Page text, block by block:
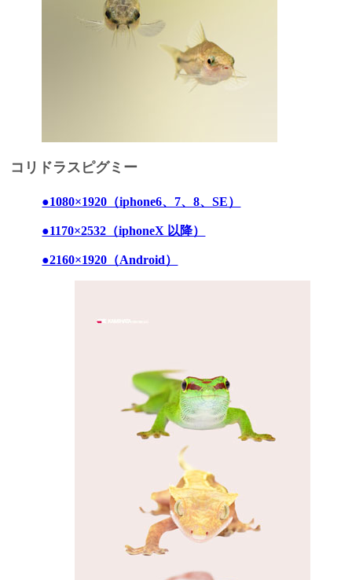
コリドラスピグミー
●1080×1920（iphone6、7、8、SE）
●1170×2532（iphoneX 以降）
●2160×1920（Android）